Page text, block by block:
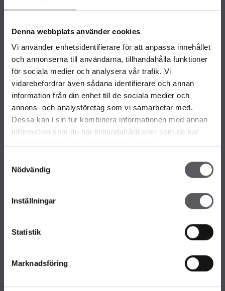
Denna webbplats använder cookies
Vi använder enhetsidentifierare för att anpassa innehållet
och annonserna till användarna, tillhandahålla funktioner
för sociala medier och analysera vår trafik. Vi
vidarebefordrar även sådana identifierare och annan
information från din enhet till de sociala medier och
annons- och analysföretag som vi samarbetar med.
Dessa kan i sin tur kombinera informationen med annan
information som du har tillhandahållit eller som de har
Nödvändig
Inställningar
Statistik
Marknadsföring
KONTAKTINFORMATION
info@fiskarhedenvillan.se
Box 882, 781 29 Borlänge
ALLA VÅRA HUSMODELLER
UNIKA HUS
FAMILJÄRKOLLEKTIONEN
FRITIDSHUS
KOMPLEMENTBOSTADSHUS
OM FISKARHEDENVILLAN
Jobba hos oss
Nyhetsbrev
KONTAKTA FISKARHEDENVILLAN
Huvudkontor